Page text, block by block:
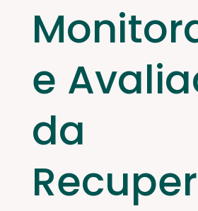
e
da